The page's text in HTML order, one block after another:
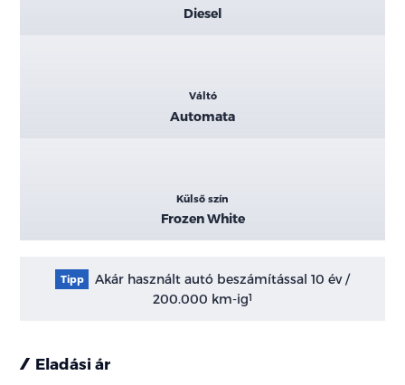
Diesel
Váltó
Automata
Külső szín
Frozen White
Tipp
Akár használt autó beszámítással 10 év /
200.000 km-ig1
Eladási ár